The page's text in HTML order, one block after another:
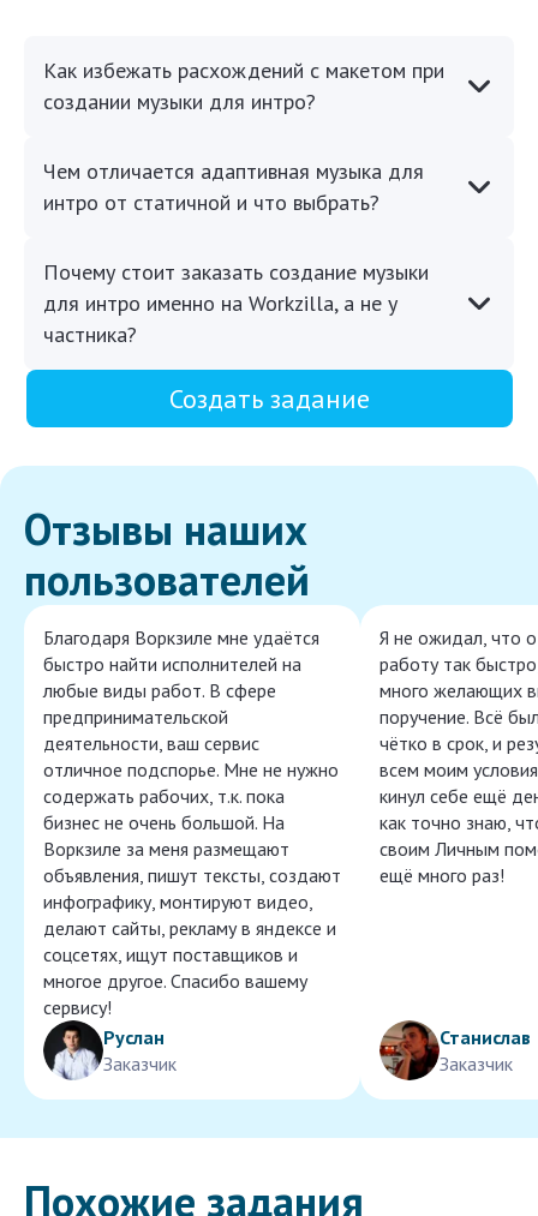
Как избежать расхождений с макетом при
создании музыки для интро?
Чем отличается адаптивная музыка для
интро от статичной и что выбрать?
Почему стоит заказать создание музыки
для интро именно на Workzilla, а не у
частника?
Создать задание
Отзывы наших
пользователей
Благодаря Воркзиле мне удаётся
быстро найти исполнителей на
любые виды работ. В сфере
предпринимательской
деятельности, ваш сервис
отличное подспорье. Мне не нужно
содержать рабочих, т.к. пока
бизнес не очень большой. На
Воркзиле за меня размещают
объявления, пишут тексты, создают
инфографику, монтируют видео,
делают сайты, рекламу в яндексе и
соцсетях, ищут поставщиков и
многое другое. Спасибо вашему
сервису!
Руслан
Заказчик
Я не ожидал, что
работу так
много желающих
поручение. Всё
чётко в срок, и
всем моим
кинул себе ещё
как точно знаю,
своим Личным
ещё много раз!
Станислав
Заказчик
Похожие задания